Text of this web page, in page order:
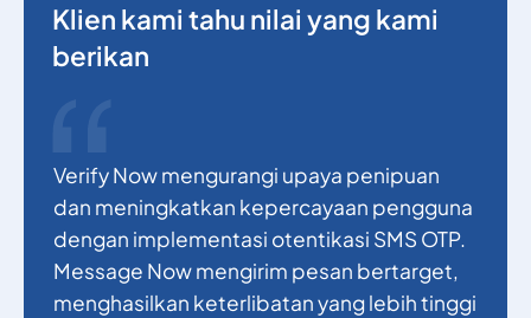
Klien kami tahu nilai yang kami
berikan
Verify Now mengurangi upaya penipuan
dan meningkatkan kepercayaan pengguna
dengan implementasi otentikasi SMS OTP.
Message Now mengirim pesan bertarget,
menghasilkan keterlibatan yang lebih tinggi